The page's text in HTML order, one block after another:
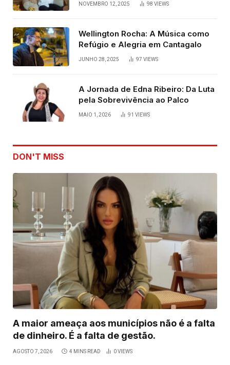
NOVEMBRO 12, 2025 98 VIEWS
Wellington Rocha: A Música como
Refúgio e Alegria em Cantagalo
JUNHO 28, 2025 97 VIEWS
A Jornada de Edna Ribeiro: Da Luta
pela Sobrevivência ao Palco
MAIO 1, 2026 91 VIEWS
DON'T MISS
A maior ameaça aos municípios não é a falta
de dinheiro. É a falta de gestão.
AGOSTO 7, 2026 4 MINS READ 0VIEWS